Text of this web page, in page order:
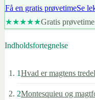
Få en gratis prøvetimeSe
★★★★★Gratis
Indholdsfortegnelse
1Hvad er magtens
2Montesquieu og